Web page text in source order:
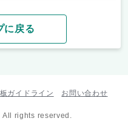
に戻る
ガイドライン お問い合わせ
rights reserved.